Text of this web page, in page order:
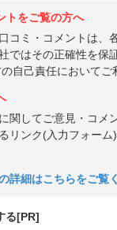
トをご覧の方へ
コミ・コメントは、
ではその正確性を保
自己責任においてご
関してご意見・コメ
リンク(入力フォー
詳細はこちらをご覧
る[PR]